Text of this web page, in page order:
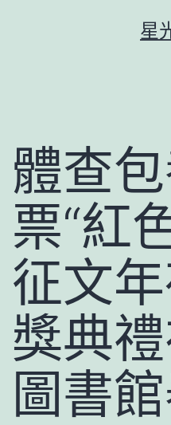
星
體查
票“紅
征文
獎典
圖書